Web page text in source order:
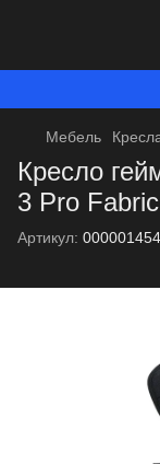
Мебель
Кресло
3 Pro
Артикул: 000001454